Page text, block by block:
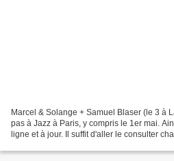
Marcel & Solange + Samuel Blaser (le 3 à
pas à Jazz à Paris, y compris le 1er mai.
ligne et à jour. Il suffit d'aller le consulter